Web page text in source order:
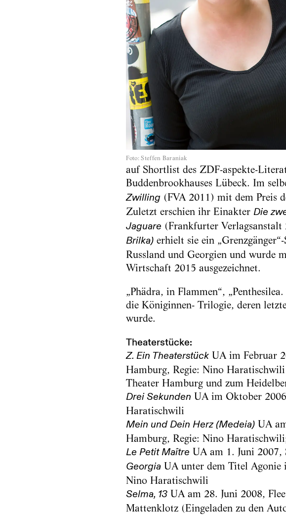
Foto: Steffen Baraniak
auf Shortlist des ZDF-aspekte-
Buddenbrookhauses Lübeck. Im
Zwilling(FVA 2011) mit dem Preis
Zuletzt erschien ihr Einakter Die
Jaguare (Frankfurter
Brilka)erhielt sie ein
Russland und Georgien und wurde
Wirtschaft 2015 ausgezeichnet.
„Phädra, in Flammen“,
die Königinnen- Trilogie, deren
wurde.
Theaterstücke:
Z. Ein TheaterstückUA im Februar
Hamburg, Regie: Nino
Theater Hamburg und zum
Drei Sekunden UA im Oktober
Haratischwili
Mein und Dein Herz (Medeia)UA
Hamburg, Regie: Nino
Le Petit Maître UA am 1. Juni 2007,
GeorgiaUA unter dem Titel Agonie
Nino Haratischwili
Selma, 13UA am 28. Juni 2008,
Mattenklotz (Eingeladen zu den